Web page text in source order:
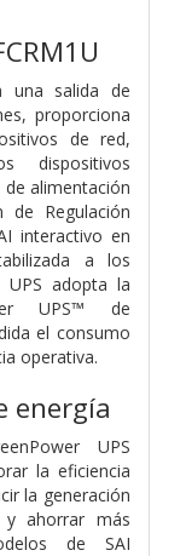
una salida de
proporciona
de red,
dispositivos
alimentación
de Regulación
interactivo en
a los
UPS adopta la
UPS™ de
el consumo
operativa.
energía
UPS
la eficiencia
la generación
ahorrar más
de SAI